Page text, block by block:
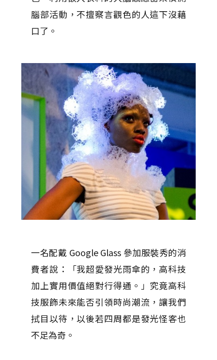
腦部活動，不擅察言觀色的人這下沒藉
口了。
一名配戴 Google Glass 參加服裝秀的消
費者說：「我超愛發光雨傘的，高科技
加上實用價值絕對行得通。」究竟高科
技服飾未來能否引領時尚潮流，讓我們
拭目以待，以後若四周都是發光怪客也
不足為奇。